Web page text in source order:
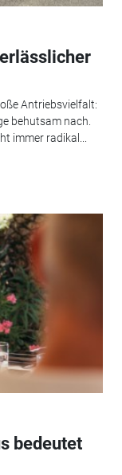
Antriebsvielfalt:
behutsam nach.
immer radikal...
bedeutet